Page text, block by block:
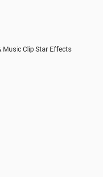
Music Clip Star Effects